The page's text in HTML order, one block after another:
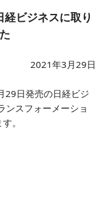
ビジネスに取り
2021年3月29日
29日発売の日経ビジ
ンスフォーメーショ
。